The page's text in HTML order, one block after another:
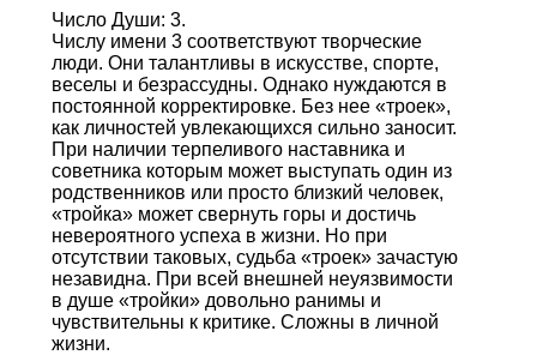
Число Души: 3.
Числу имени 3 соответствуют творческие
люди. Они талантливы в искусстве, спорте,
веселы и безрассудны. Однако нуждаются в
постоянной корректировке. Без нее «троек»,
как личностей увлекающихся сильно заносит.
При наличии терпеливого наставника и
советника которым может выступать один из
родственников или просто близкий человек,
«тройка» может свернуть горы и достичь
невероятного успеха в жизни. Но при
отсутствии таковых, судьба «троек» зачастую
незавидна. При всей внешней неуязвимости
в душе «тройки» довольно ранимы и
чувствительны к критике. Сложны в личной
жизни.